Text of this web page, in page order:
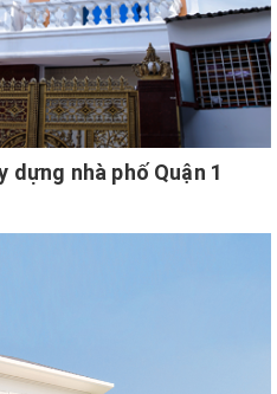
nhà phố Quận 1